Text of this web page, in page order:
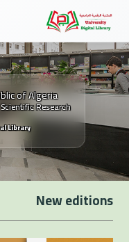
of Algeria
Research
Library
New editions